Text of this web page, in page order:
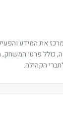
את המידע
כולל פרטי
הקהילה.